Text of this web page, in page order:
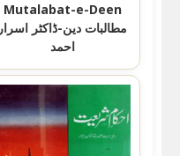
Mutalabat-e-Deen
مطالبات دین-ڈاکٹر اسرار
احمد